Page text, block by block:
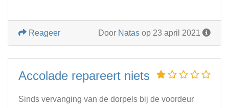
Door Natas op 23 april 2021
Reageer
Accolade repareert niets
Sinds vervanging van de dorpels bij de voordeur